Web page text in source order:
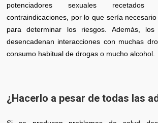
potenciadores sexuales recetados
contraindicaciones, por lo que sería
para determinar los riesgos. Además, los
desencadenan interacciones con muchas
consumo habitual de drogas o mucho alcohol.
¿Hacerlo a pesar de todas las